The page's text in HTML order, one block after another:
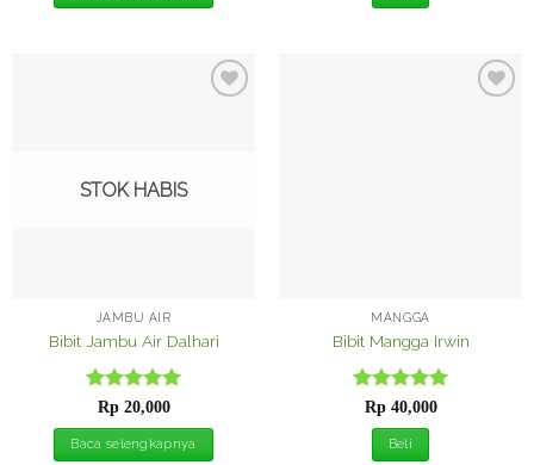
STOK HABIS
JAMBU AIR
Bibit Jambu Air Dalhari
Dinilai5
dari 5
Rp20,000
Baca selengkapnya
MANGGA
Bibit Mangga Irwin
Dinilai5
dari 5
Rp40,000
Beli